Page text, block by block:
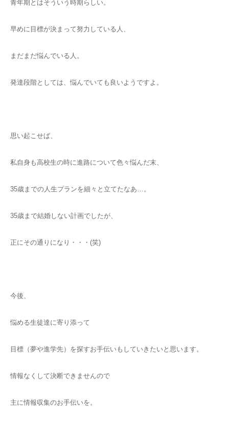
青年期とはそういう時期らしい。
早めに目標が決まって努力している人、
まだまだ悩んでいる人。
発達段階としては、悩んでいても良いようですよ。
思い起こせば、
私自身も高校生の時に進路について色々悩んだ末、
35歳までの人生プランを細々と立てたなあ…。
35歳まで結婚しない計画でしたが、
正にその通りになり・・・(笑)
今後、
悩める生徒達に寄り添って
目標（夢や進学先）を探すお手伝いもしていきたいと思います。
情報なくして決断できませんので
主に情報収集のお手伝いを。